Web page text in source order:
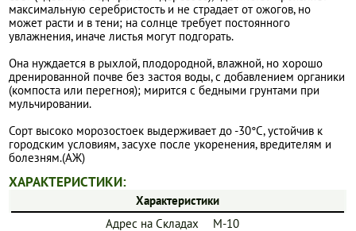
максимальную серебристость и не страдает от ожогов, но
может расти и в тени; на солнце требует постоянного
увлажнения, иначе листья могут подгорать.
Она нуждается в рыхлой, плодородной, влажной, но хорошо
дренированной почве без застоя воды, с добавлением органики
(компоста или перегноя); мирится с бедными грунтами при
мульчировании.
Сорт высоко морозостоек выдерживает до -30°C, устойчив к
городским условиям, засухе после укоренения, вредителям и
болезням.(АЖ)
ХАРАКТЕРИСТИКИ:
Характеристики
Адрес на Складах
М-10